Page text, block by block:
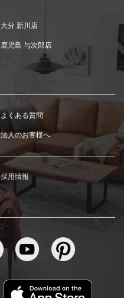
大分 新川店
鹿児島 与次郎店
よくある質問
法人のお客様へ
採用情報